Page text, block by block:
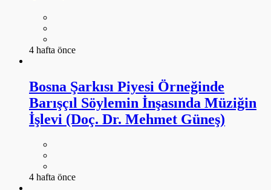
4 hafta önce
Bosna Şarkısı Piyesi Örneğinde
Barışçıl Söylemin İnşasında Müziğin
İşlevi (Doç. Dr. Mehmet Güneş)
4 hafta önce